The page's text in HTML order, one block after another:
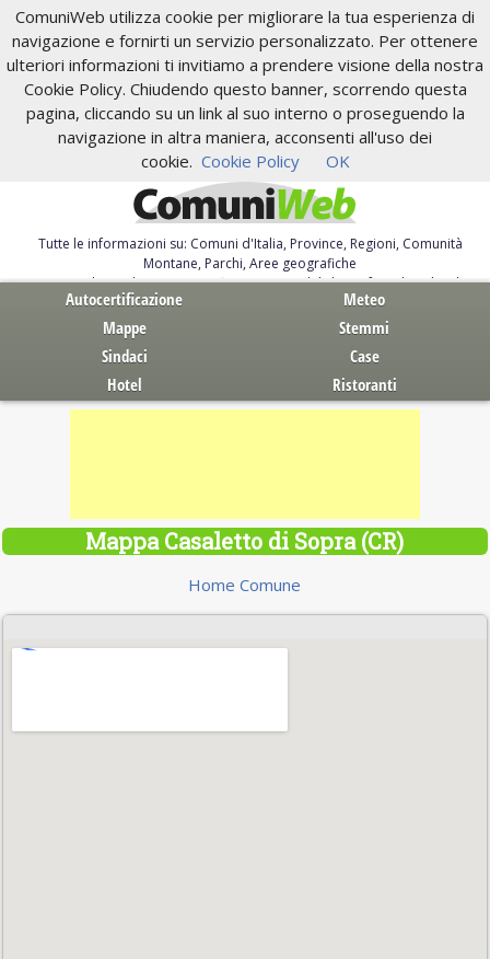
ComuniWeb utilizza cookie per migliorare la tua esperienza di
navigazione e fornirti un servizio personalizzato. Per ottenere
ulteriori informazioni ti invitiamo a prendere visione della nostra
Cookie Policy. Chiudendo questo banner, scorrendo questa
pagina, cliccando su un link al suo interno o proseguendo la
navigazione in altra maniera, acconsenti all'uso dei
cookie. Cookie Policy OK
Tutte le informazioni su: Comuni d'Italia, Province, Regioni, Comunità
Montane, Parchi, Aree geografiche
Servizi al Cittadino. Autocertificazione, moduli, leggi, free download
Autocertificazione
Meteo
Mappe
Stemmi
Sindaci
Case
Hotel
Ristoranti
Mappa Casaletto di Sopra (CR)
Home Comune